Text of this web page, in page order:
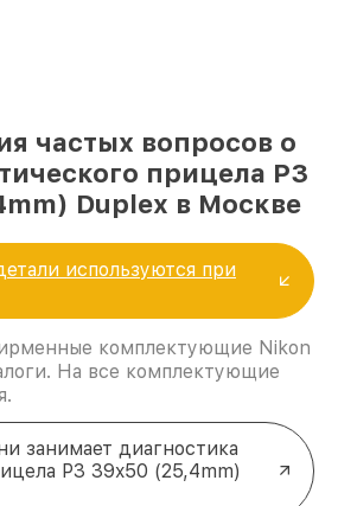
частых вопросов о
прицела P3
Duplex в Москве
используются при
комплектующие Nikon
На все комплектующие
занимает диагностика
P3 39x50 (25,4mm)